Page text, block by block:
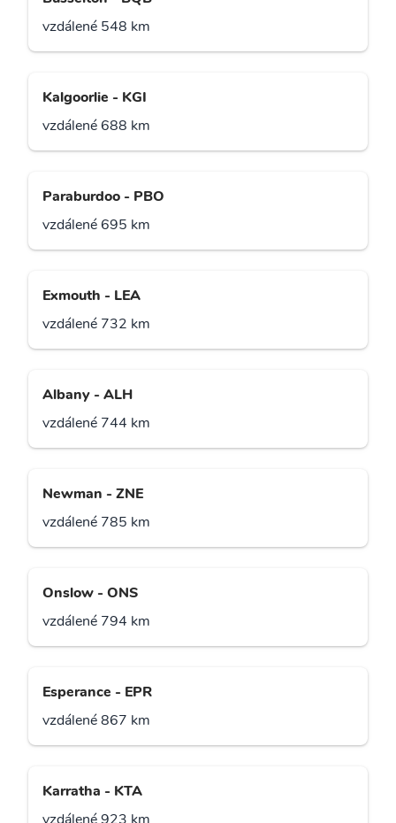
vzdálené 548 km
Kalgoorlie - KGI
vzdálené 688 km
Paraburdoo - PBO
vzdálené 695 km
Exmouth - LEA
vzdálené 732 km
Albany - ALH
vzdálené 744 km
Newman - ZNE
vzdálené 785 km
Onslow - ONS
vzdálené 794 km
Esperance - EPR
vzdálené 867 km
Karratha - KTA